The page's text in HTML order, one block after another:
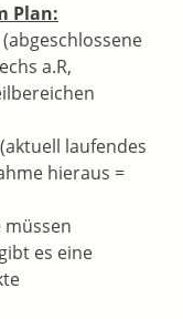
Plan:
a.R,
laufendes
hieraus =
müssen
es eine